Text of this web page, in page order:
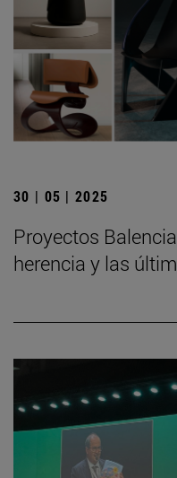
30 | 05 | 2025
Proyectos
herencia y las